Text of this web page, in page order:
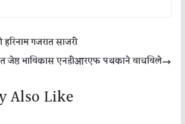
गजरात साजरी
जेष्ठ भाविकास एनडीआरएफ पथकाने वाचविले
Also Like